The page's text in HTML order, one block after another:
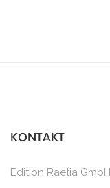
KONTAKT
Edition Raetia GmbH